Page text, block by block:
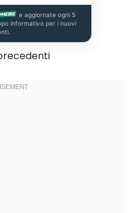
e aggiornate ogni 5
informativo per i nuovi